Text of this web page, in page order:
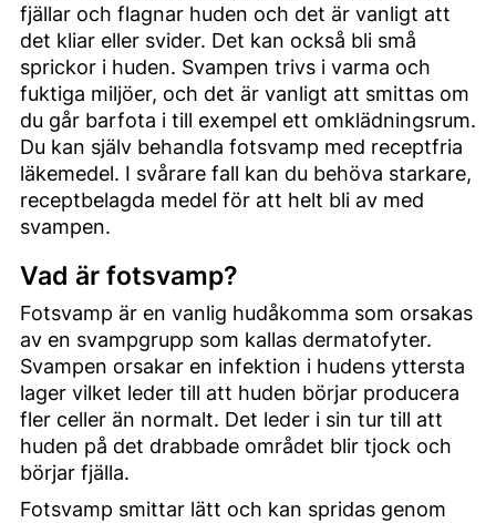
fjällar och flagnar huden och det är vanligt att
det kliar eller svider. Det kan också bli små
sprickor i huden. Svampen trivs i varma och
fuktiga miljöer, och det är vanligt att smittas om
du går barfota i till exempel ett omklädningsrum.
Du kan själv behandla fotsvamp med receptfria
läkemedel. I svårare fall kan du behöva starkare,
receptbelagda medel för att helt bli av med
svampen.
Vad är fotsvamp?
Fotsvamp är en vanlig hudåkomma som orsakas
av en svampgrupp som kallas dermatofyter.
Svampen orsakar en infektion i hudens yttersta
lager vilket leder till att huden börjar producera
fler celler än normalt. Det leder i sin tur till att
huden på det drabbade området blir tjock och
börjar fjälla.
Fotsvamp smittar lätt och kan spridas genom